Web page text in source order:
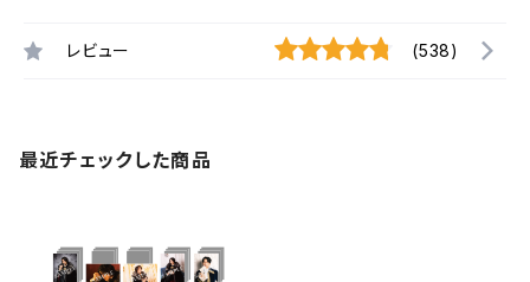
レビュー (538)
最近チェックした商品